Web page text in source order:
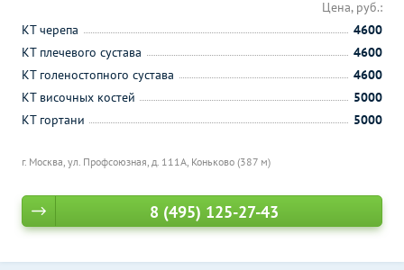
г. Москва, ул. Профсоюзная, д. 111А, Коньково (387 м)
Цена, руб.:
КТ черепа
4600
КТ плечевого сустава
4600
КТ голеностопного сустава
4600
КТ височных костей
5000
КТ гортани
5000
8 (495) 125-27-43